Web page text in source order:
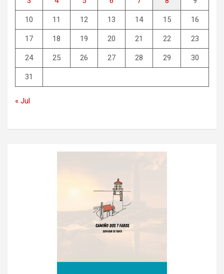
10 11 12 13 14 15 16
17 18 19 20 21 22 23
24 25 26 27 28 29 30
31
« Jul